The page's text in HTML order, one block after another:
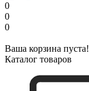
0
0
0
Ваша корзина пуста!
Каталог товаров